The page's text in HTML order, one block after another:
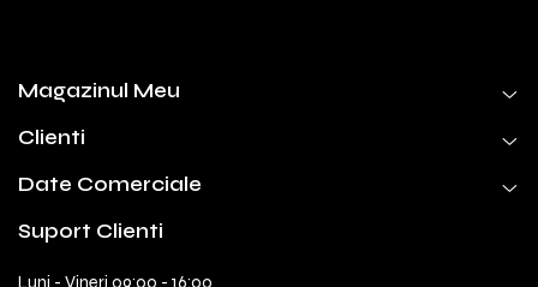
Magazinul Meu
Clienti
Date Comerciale
Suport Clienti
Luni - Vineri 09:00 - 16:00